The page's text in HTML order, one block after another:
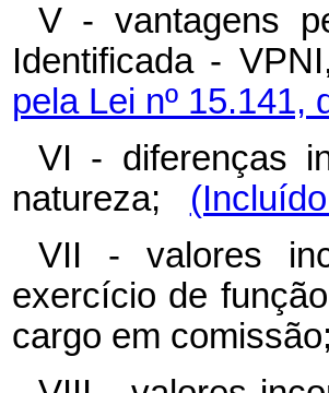
V - vantagens
Identificada -
pela Lei nº 15.141,
VI - diferenças
natureza;
VII - valores
exercício de
cargo em